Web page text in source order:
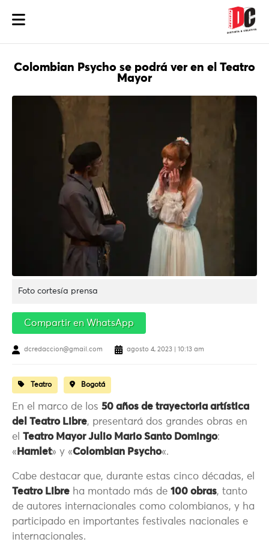
Colombian Psycho se podrá ver en el Teatro
Mayor
Foto cortesía prensa
Compartir en WhatsApp
dcredaccion@gmail.com agosto 4, 2023 | 10:13 am
Teatro Bogotá
En el marco de los 50 años de trayectoria artística
del Teatro Libre, presentará dos grandes obras en
el Teatro Mayor Julio Mario Santo Domingo:
« Hamlet» y «Colombian Psycho«.
Cabe destacar que, durante estas cinco décadas, el
Teatro Libre ha montado más de 100 obras, tanto
de autores internacionales como colombianos, y ha
participado en importantes festivales nacionales e
internacionales.